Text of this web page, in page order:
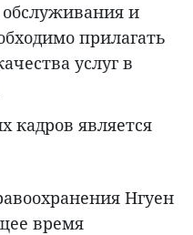
и
прилагать
услуг в
кадров является
Нгуен
время